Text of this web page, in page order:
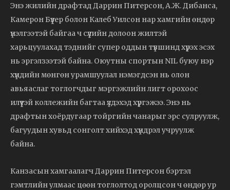
Энэ жилийн драфтад Даррин Питерсон, А.Ж. Дибанса,
Камерон Бүүзер болон Калеб Уилсон нар хамгийн өндөр
үнэлгээтэй байгаа ч сүүлийн долоон жилтэй
харьцуулахад тэднийг супер оддын түвшинд хүрэх эсэх
нь эргэлзээтэй байна. Оюутны спортын NIL буюу нэр
хүндийн мөнгөн урамшуулал нэмэгдсэн нь олон
авьяаслаг тоглогчдыг мэргэжлийн лигт орохоос
илүүтэй коллежийн багтаа үлдэхэд хүргэжээ. Энэ нь
драфтын хоёрдугаар тойргийн чанарыг эрс сулруулж,
багуудын хувьд сонголт хийхэд хүндрэл учруулж
байна.
Канзасын хамгаалагч Даррин Питерсон бэртэл
гэмтлийн улмаас цөөн тоглолтод оролцсон ч өндөр ур